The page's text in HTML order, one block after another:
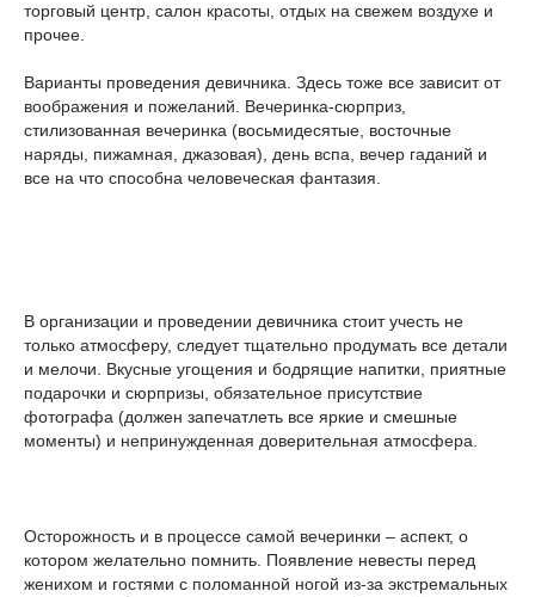
торговый центр, салон красоты, отдых на свежем воздухе и
прочее.
Варианты проведения девичника. Здесь тоже все зависит от
воображения и пожеланий. Вечеринка-сюрприз,
стилизованная вечеринка (восьмидесятые, восточные
наряды, пижамная, джазовая), день вспа, вечер гаданий и
все на что способна человеческая фантазия.
В организации и проведении девичника стоит учесть не
только атмосферу, следует тщательно продумать все детали
и мелочи. Вкусные угощения и бодрящие напитки, приятные
подарочки и сюрпризы, обязательное присутствие
фотографа (должен запечатлеть все яркие и смешные
моменты) и непринужденная доверительная атмосфера.
Осторожность и в процессе самой вечеринки – аспект, о
котором желательно помнить. Появление невесты перед
женихом и гостями с поломанной ногой из-за экстремальных